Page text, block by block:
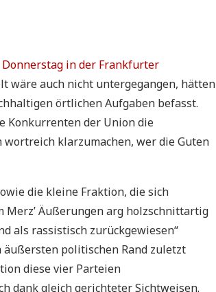
in der Frankfurter
wäre auch nicht untergegangen, hätten
örtlichen Aufgaben befasst.
Konkurrenten der Union die
klarzumachen, wer die Guten
die kleine Fraktion, die sich
Äußerungen arg holzschnittartig
als rassistisch zurückgewiesen“
politischen Rand zuletzt
diese vier Parteien
dank gleich gerichteter Sichtweisen.